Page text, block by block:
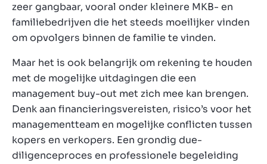
zeer gangbaar, vooral onder kleinere MKB- en
familiebedrijven die het steeds moeilijker vinden
om opvolgers binnen de familie te vinden.
Maar het is ook belangrijk om rekening te houden
met de mogelijke uitdagingen die een
management buy-out met zich mee kan brengen.
Denk aan financieringsvereisten, risico’s voor het
managementteam en mogelijke conflicten tussen
kopers en verkopers. Een grondig due-
diligenceproces en professionele begeleiding